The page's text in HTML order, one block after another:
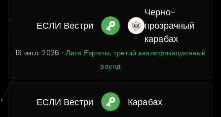
ЕСЛИ Вестри
Черно-
прозрачный
карабах
16 июл. 2026 ·Лига Европы, третий квалификационный
раунд
ЕСЛИ Вестри Карабах